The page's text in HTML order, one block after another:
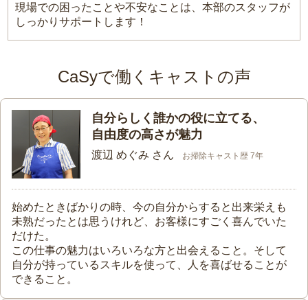
現場での困ったことや不安なことは、本部のスタッフが
しっかりサポートします！
CaSyで働くキャストの声
自分らしく誰かの役に立てる、
自由度の高さが魅力
渡辺 めぐみ さん お掃除キャスト歴 7年
始めたときばかりの時、今の自分からすると出来栄えも
未熟だったとは思うけれど、お客様にすごく喜んでいた
だけた。
この仕事の魅力はいろいろな方と出会えること。そして
自分が持っているスキルを使って、人を喜ばせることが
できること。